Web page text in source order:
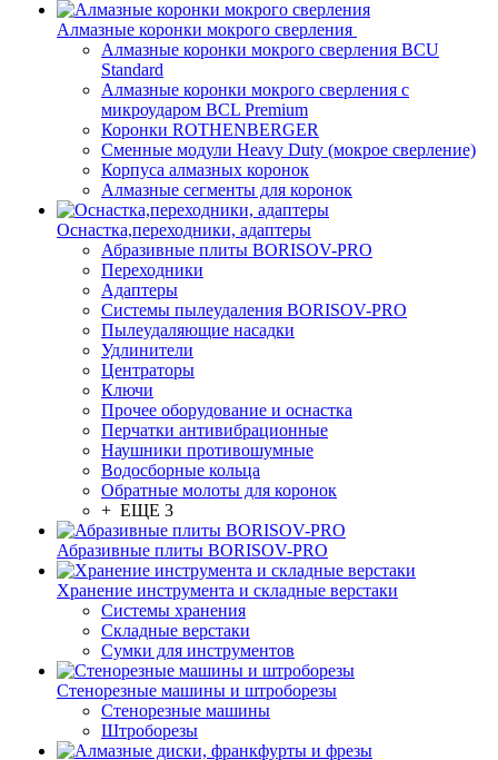
Алмазные коронки мокрого сверления
Алмазные коронки мокрого сверления BCU
Standard
Алмазные коронки мокрого сверления с
микроударом BCL Premium
Коронки ROTHENBERGER
Сменные модули Heavy Duty (мокрое сверление)
Корпуса алмазных коронок
Алмазные сегменты для коронок
Оснастка,переходники, адаптеры
Абразивные плиты BORISOV-PRO
Переходники
Адаптеры
Системы пылеудаления BORISOV-PRO
Пылеудаляющие насадки
Удлинители
Центраторы
Ключи
Прочее оборудование и оснастка
Перчатки антивибрационные
Наушники противошумные
Водосборные кольца
Обратные молоты для коронок
+ ЕЩЕ 3
Абразивные плиты BORISOV-PRO
Хранение инструмента и складные верстаки
Системы хранения
Складные верстаки
Сумки для инструментов
Стенорезные машины и штроборезы
Стенорезные машины
Штроборезы